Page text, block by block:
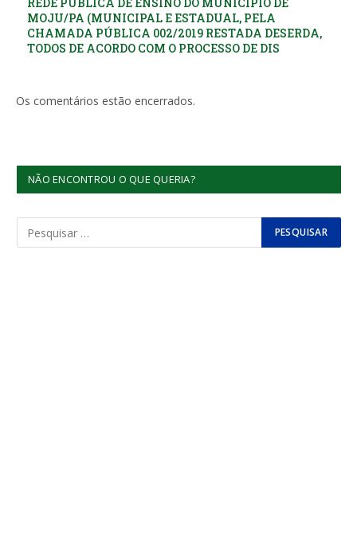
MOJU/PA (MUNICIPAL E ESTADUAL, PELA
CHAMADA PÚBLICA 002/2019 RESTADA DESERDA,
TODOS DE ACORDO COM O PROCESSO DE DIS
Os comentários estão encerrados.
NÃO ENCONTROU O QUE QUERIA?